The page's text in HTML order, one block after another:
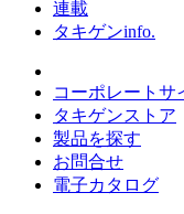
連載
タキゲンinfo.
コーポレートサ
タキゲンストア
製品を探す
お問合せ
電子カタログ